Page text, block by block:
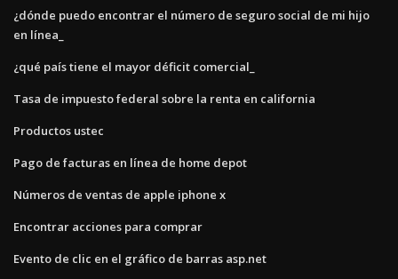
¿dónde puedo encontrar el número de seguro social de mi hijo
en línea_
¿qué país tiene el mayor déficit comercial_
Tasa de impuesto federal sobre la renta en california
Productos ustec
Pago de facturas en línea de home depot
Números de ventas de apple iphone x
Encontrar acciones para comprar
Evento de clic en el gráfico de barras asp.net